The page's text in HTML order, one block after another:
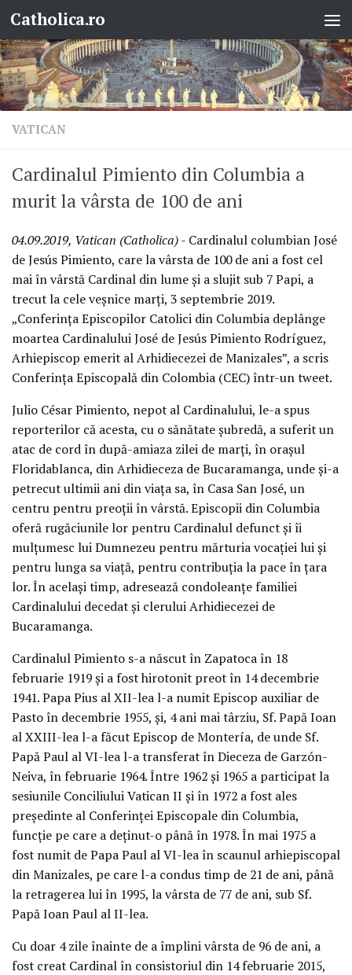
Skip to content
Catholica.ro
VATICAN
Cardinalul Pimiento din Columbia a
murit la vârsta de 100 de ani
04.09.2019, Vatican (Catholica)- Cardinalul columbian José
de Jesús Pimiento, care la vârsta de 100 de ani a fost cel
mai în vârstă Cardinal din lume și a slujit sub 7 Papi, a
trecut la cele veșnice marți, 3 septembrie 2019.
„Conferința Episcopilor Catolici din Columbia deplânge
moartea Cardinalului José de Jesús Pimiento Rodríguez,
Arhiepiscop emerit al Arhidiecezei de Manizales”, a scris
Conferința Episcopală din Colombia (CEC) într-un tweet.
Julio César Pimiento, nepot al Cardinalului, le-a spus
reporterilor că acesta, cu o sănătate șubredă, a suferit un
atac de cord în după-amiaza zilei de marți, în orașul
Floridablanca, din Arhidieceza de Bucaramanga, unde și-a
petrecut ultimii ani din viața sa, în Casa San José, un
centru pentru preoții în vârstă. Episcopii din Columbia
oferă rugăciunile lor pentru Cardinalul defunct și îi
mulțumesc lui Dumnezeu pentru mărturia vocației lui și
pentru lunga sa viață, pentru contribuția la pace în țara
lor. În același timp, adresează condoleanțe familiei
Cardinalului decedat și clerului Arhidiecezei de
Bucaramanga.
Cardinalul Pimiento s-a născut în Zapatoca în 18
februarie 1919 și a fost hirotonit preot în 14 decembrie
1941. Papa Pius al XII-lea l-a numit Episcop auxiliar de
Pasto în decembrie 1955, și, 4 ani mai târziu, Sf. Papă Ioan
al XXIII-lea l-a făcut Episcop de Montería, de unde Sf.
Papă Paul al VI-lea l-a transferat în Dieceza de Garzón-
Neiva, în februarie 1964. Între 1962 și 1965 a participat la
sesiunile Conciliului Vatican II și în 1972 a fost ales
președinte al Conferinței Episcopale din Columbia,
funcție pe care a deținut-o până în 1978. În mai 1975 a
fost numit de Papa Paul al VI-lea în scaunul arhiepiscopal
din Manizales, pe care l-a condus timp de 21 de ani, până
la retragerea lui în 1995, la vârsta de 77 de ani, sub Sf.
Papă Ioan Paul al II-lea.
Cu doar 4 zile înainte de a împlini vârsta de 96 de ani, a
fost creat Cardinal în consistoriul din 14 februarie 2015,